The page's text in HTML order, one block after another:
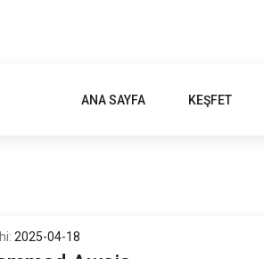
ANA SAYFA KEŞFET
2025-04-18